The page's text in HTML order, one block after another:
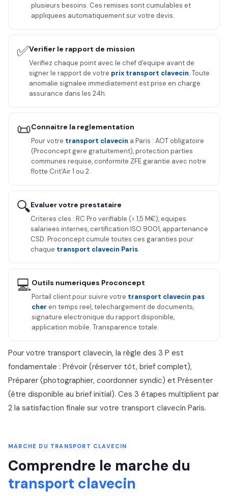
plusieurs besoins. Ces remises sont cumulables et
appliquees automatiquement sur votre devis.
✅Verifier le rapport de mission
Verifiez chaque point avec le chef d'equipe avant de
signer le rapport de votre prix transport clavecin. Toute
anomalie signalee immediatement est prise en charge
assurance dans les 24h.
📜Connaitre la reglementation
Pour votre transport clavecin a Paris : AOT obligatoire
(Proconcept gere gratuitement), protection parties
communes requise, conformite ZFE garantie avec notre
flotte Crit'Air 1 ou 2.
🔍Evaluer votre prestataire
Criteres cles : RC Pro verifiable (> 1,5 M€), equipes
salariees internes, certification ISO 9001, appartenance
CSD. Proconcept cumule toutes ces garanties pour
chaque transport clavecin Paris.
💻Outils numeriques Proconcept
Portail client pour suivre votre transport clavecin pas
cher en temps reel, telechargement de documents,
signature electronique du rapport disponible,
application mobile. Transparence totale.
Pour votre transport clavecin, la règle des 3 P est
fondamentale : Prévoir (réserver tôt, brief complet),
Préparer (photographier, coordonner syndic) et Présenter
(être disponible au brief initial). Ces 3 étapes multiplient par
2 la satisfaction finale sur votre transport clavecin Paris.
MARCHE DU TRANSPORT CLAVECIN
Comprendre le marche du
transport clavecin